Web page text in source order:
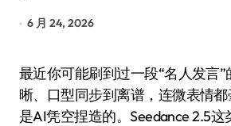
6 月 24, 2026
最近你可能刷到过一段“名人发言”的视频，画质清
晰、口型同步到离谱，连微表情
是AI凭空捏造的。Seedance 2.5